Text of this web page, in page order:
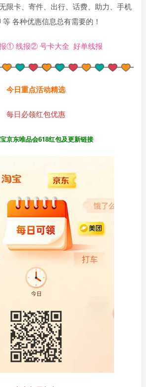
限卡、寄件、出行、话费、助力、手机
各种优惠信息总有需要的！
①线报②号卡大全 好单线报
今日重点活动精选
每日必领红包优惠
京东唯品会618红包及更新链接